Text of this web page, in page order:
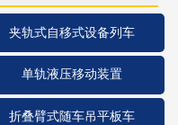
夹轨式自移式设备列车
单轨液压移动装置
折叠臂式随车吊平板车